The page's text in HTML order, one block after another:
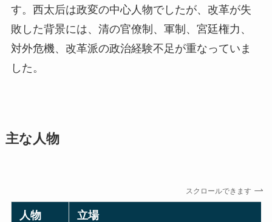
す。西太后は政変の中心人物でしたが、改革が失
敗した背景には、清の官僚制、軍制、宮廷権力、
対外危機、改革派の政治経験不足が重なっていま
した。
主な人物
スクロールできます
人物 立場